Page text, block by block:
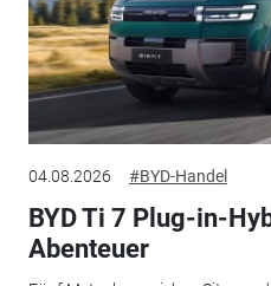
04.08.2026 #BYD-Handel
BYD Ti 7 Plug-in-
Abenteuer